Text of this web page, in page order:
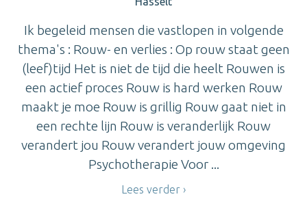
Ik begeleid mensen die vastlopen in volgende
thema's : Rouw- en verlies : Op rouw staat geen
(leef)tijd Het is niet de tijd die heelt Rouwen is
een actief proces Rouw is hard werken Rouw
maakt je moe Rouw is grillig Rouw gaat niet in
een rechte lijn Rouw is veranderlijk Rouw
verandert jou Rouw verandert jouw omgeving
Psychotherapie Voor ...
Lees verder